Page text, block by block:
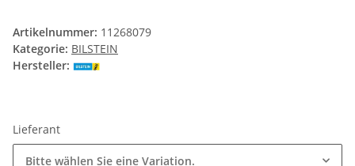
Artikelnummer: 11268079
Kategorie: BILSTEIN
Hersteller:
Lieferant
Bitte wählen Sie eine Variation.